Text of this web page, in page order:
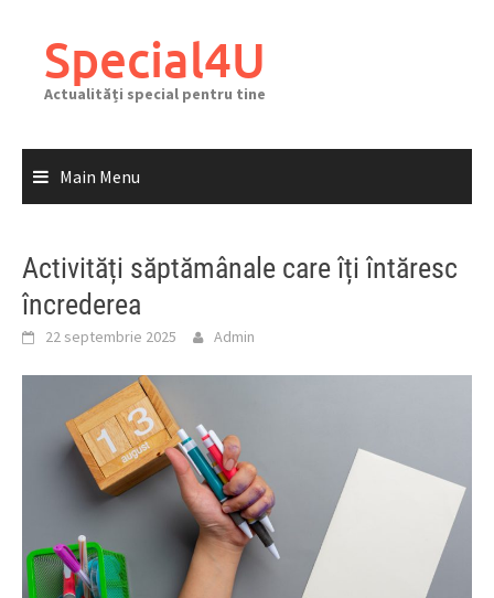
contentSpecial4U
Actualități special pentru tine
Main Menu
Activități săptămânale care îți întăresc
încrederea
22 septembrie 2025 Admin